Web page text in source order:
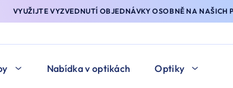
VYUŽIJTE VYZVEDNUTÍ OBJEDNÁVKY OSOBNĚ NA NAŠICH
Nabídka v optikách Optiky